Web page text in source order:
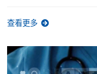
查看更多